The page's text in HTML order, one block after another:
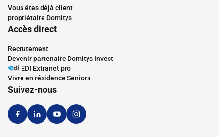
Vous êtes déjà client
propriétaire Domitys
Accès direct
Recrutement
Devenir partenaire Domitys Invest
EDI Extranet pro
Vivre en résidence Seniors
Suivez-nous